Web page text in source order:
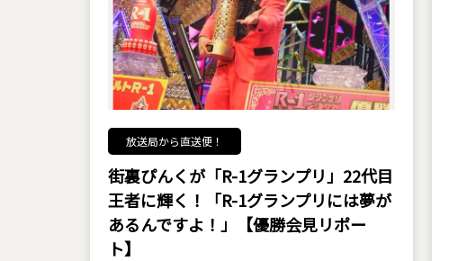
放送局から直送便！
街裏ぴんくが「R-1グランプリ」22代目
王者に輝く！「R-1グランプリには夢が
あるんですよ！」【優勝会見リポー
ト】